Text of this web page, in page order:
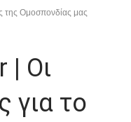
της Ομοσπονδίας μας
| Οι
για το